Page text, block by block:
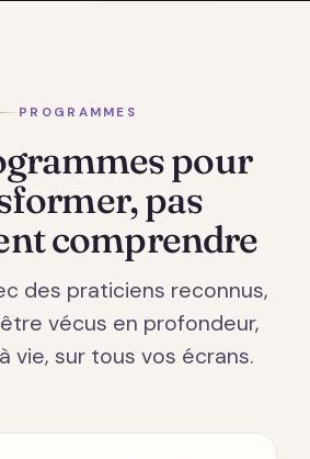
PROGRAMMES
pour
pas
comprendre
des praticiens reconnus,
vécus en profondeur,
vie, sur tous vos écrans.